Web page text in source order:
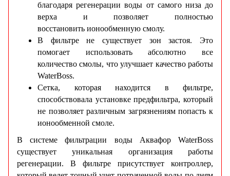
благодаря регенерации воды от самого низа до
верха и позволяет полностью
восстановить ионообменную смолу.
В фильтре не существует зон застоя. Это
помогает использовать абсолютно все
количество смолы, что улучшает качество работы
WaterBoss.
Сетка, которая находится в фильтре,
способствовала установке предфильтра, который
не позволяет различным загрязнениям попасть к
ионообменной смоле.
Всистеме фильтрации воды АквафорWaterBoss
существует уникальная организация работы
регенерации. В фильтре присутствует контроллер,